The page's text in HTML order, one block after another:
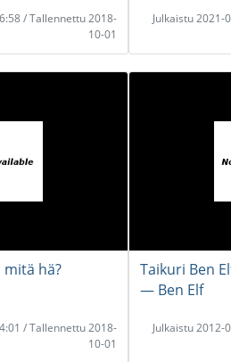
/ Tallennettu 2018-
10-01
Julkaistu
mitä hä?
/ Tallennettu 2018-
10-01
Taikuri Ben
― Ben Elf
Julkaistu